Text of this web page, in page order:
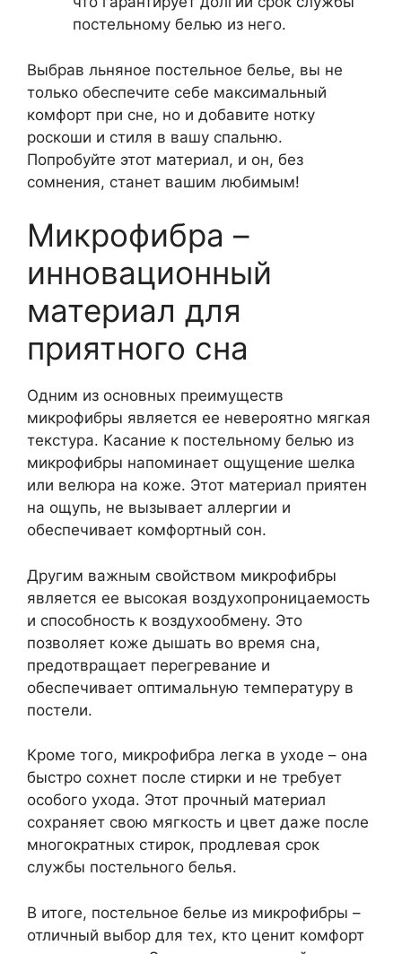
постельному белью из него.
Выбрав льняное постельное белье, вы не
только обеспечите себе максимальный
комфорт при сне, но и добавите нотку
роскоши и стиля в вашу спальню.
Попробуйте этот материал, и он, без
сомнения, станет вашим любимым!
Микрофибра –
инновационный
материал для
приятного сна
Одним из основных преимуществ
микрофибры является ее невероятно мягкая
текстура. Касание к постельному белью из
микрофибры напоминает ощущение шелка
или велюра на коже. Этот материал приятен
на ощупь, не вызывает аллергии и
обеспечивает комфортный сон.
Другим важным свойством микрофибры
является ее высокая воздухопроницаемость
и способность к воздухообмену. Это
позволяет коже дышать во время сна,
предотвращает перегревание и
обеспечивает оптимальную температуру в
постели.
Кроме того, микрофибра легка в уходе – она
быстро сохнет после стирки и не требует
особого ухода. Этот прочный материал
сохраняет свою мягкость и цвет даже после
многократных стирок, продлевая срок
службы постельного белья.
В итоге, постельное белье из микрофибры –
отличный выбор для тех, кто ценит комфорт